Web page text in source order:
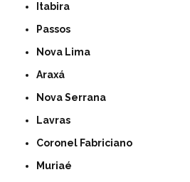
Itabira
Passos
Nova Lima
Araxá
Nova Serrana
Lavras
Coronel Fabriciano
Muriaé